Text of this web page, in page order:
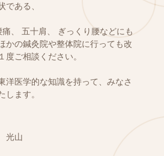
である、
、 五十肩、 ぎっくり腰などにも
かの鍼灸院や整体院に行っても改
度ご相談ください。
洋医学的な知識を持って、みなさ
します。
光山